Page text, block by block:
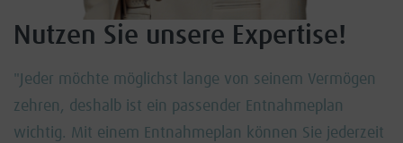
Nutzen Sie unsere Expertise!
"Jeder möchte möglichst lange von seinem Vermögen
zehren, deshalb ist ein passender Entnahmeplan
wichtig. Mit einem Entnahmeplan können Sie jederzeit